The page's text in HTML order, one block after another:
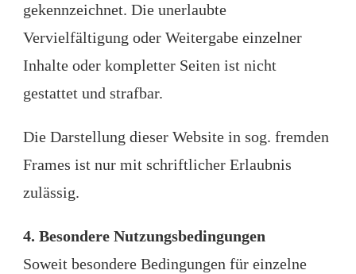
gekennzeichnet. Die unerlaubte
Vervielfältigung oder Weitergabe einzelner
Inhalte oder kompletter Seiten ist nicht
gestattet und strafbar.
Die Darstellung dieser Website in sog. fremden
Frames ist nur mit schriftlicher Erlaubnis
zulässig.
4. Besondere Nutzungsbedingungen
Soweit besondere Bedingungen für einzelne